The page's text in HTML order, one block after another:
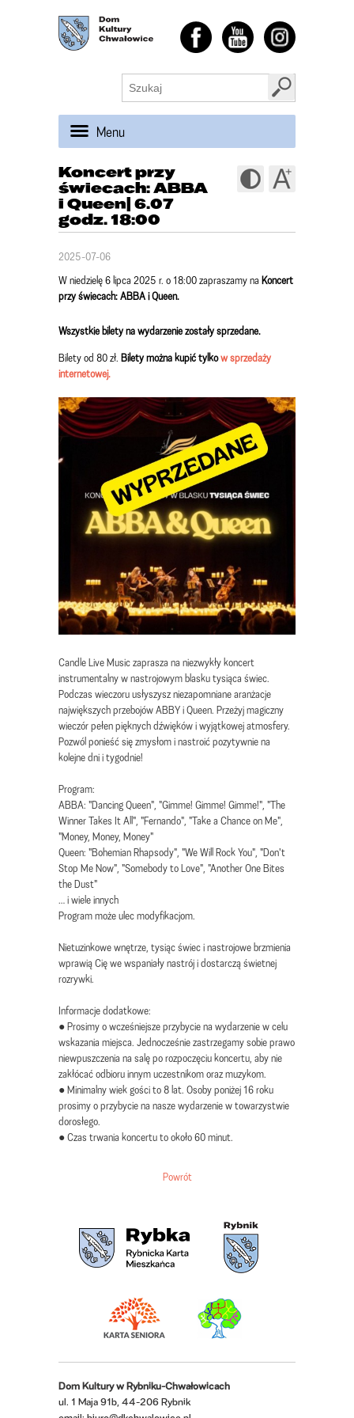
Menu
Koncert przy
świecach: ABBA
i Queen| 6.07
godz. 18:00
2025-07-06
W niedzielę 6 lipca 2025 r. o 18:00 zapraszamy na Koncert
przy świecach: ABBA i Queen.
Wszystkie bilety na wydarzenie zostały sprzedane.
Bilety od 80 zł. Bilety można kupić tylkow sprzedaży
internetowej.
Candle Live Music zaprasza na niezwykły koncert
instrumentalny w nastrojowym blasku tysiąca świec.
Podczas wieczoru usłyszysz niezapomniane aranżacje
największych przebojów ABBY i Queen. Przeżyj magiczny
wieczór pełen pięknych dźwięków i wyjątkowej atmosfery.
Pozwól ponieść się zmysłom i nastroić pozytywnie na
kolejne dni i tygodnie!
Program:
ABBA: "Dancing Queen", "Gimme! Gimme! Gimme!", "The
Winner Takes It All", "Fernando", "Take a Chance on Me",
"Money, Money, Money"
Queen: "Bohemian Rhapsody", "We Will Rock You", "Don't
Stop Me Now", "Somebody to Love", "Another One Bites
the Dust"
… i wiele innych
Program może ulec modyfikacjom.
Nietuzinkowe wnętrze, tysiąc świec i nastrojowe brzmienia
wprawią Cię we wspaniały nastrój i dostarczą świetnej
rozrywki.
Informacje dodatkowe:
● Prosimy o wcześniejsze przybycie na wydarzenie w celu
wskazania miejsca. Jednocześnie zastrzegamy sobie prawo
niewpuszczenia na salę po rozpoczęciu koncertu, aby nie
zakłócać odbioru innym uczestnikom oraz muzykom.
● Minimalny wiek gości to 8 lat. Osoby poniżej 16 roku
prosimy o przybycie na nasze wydarzenie w towarzystwie
dorosłego.
● Czas trwania koncertu to około 60 minut.
Powrót
Dom Kultury w Rybniku-Chwałowicach
ul. 1 Maja 91b, 44-206 Rybnik